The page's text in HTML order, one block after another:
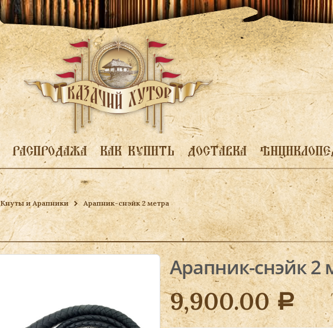
РАСПРОДАЖА КАК КУПИТЬ ДОСТАВКА
Кнуты и Арапники Арапник-снэйк 2 метра
Арапник-снэйк 2
9,900.00Р